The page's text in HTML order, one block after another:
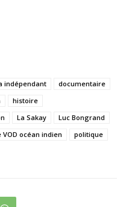
indépendant
documentaire
histoire
La Sakay
Luc Bongrand
océan indien
politique